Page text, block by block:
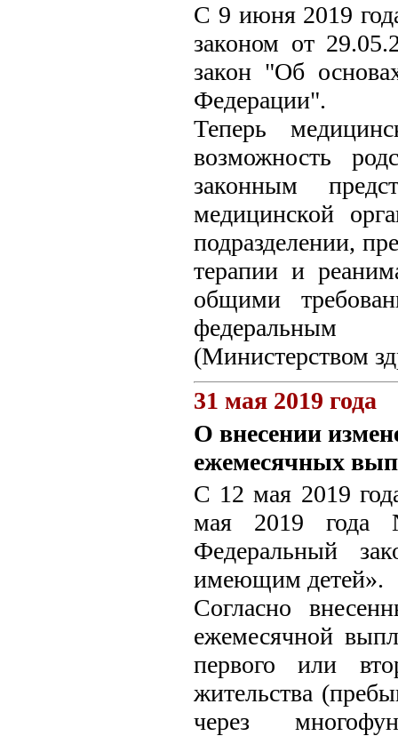
С 9 июня 2019
законом от
закон "Об
Федерации".
Теперь
возможность
законным
медицинской
подразделении,
терапии и
общими
федеральным
(Министерством
31 мая 2019 года
О внесении
ежемесячных
С 12 мая 2019
мая 2019
Федеральный
имеющим детей».
Согласно
ежемесячной
первого или
жительства
через